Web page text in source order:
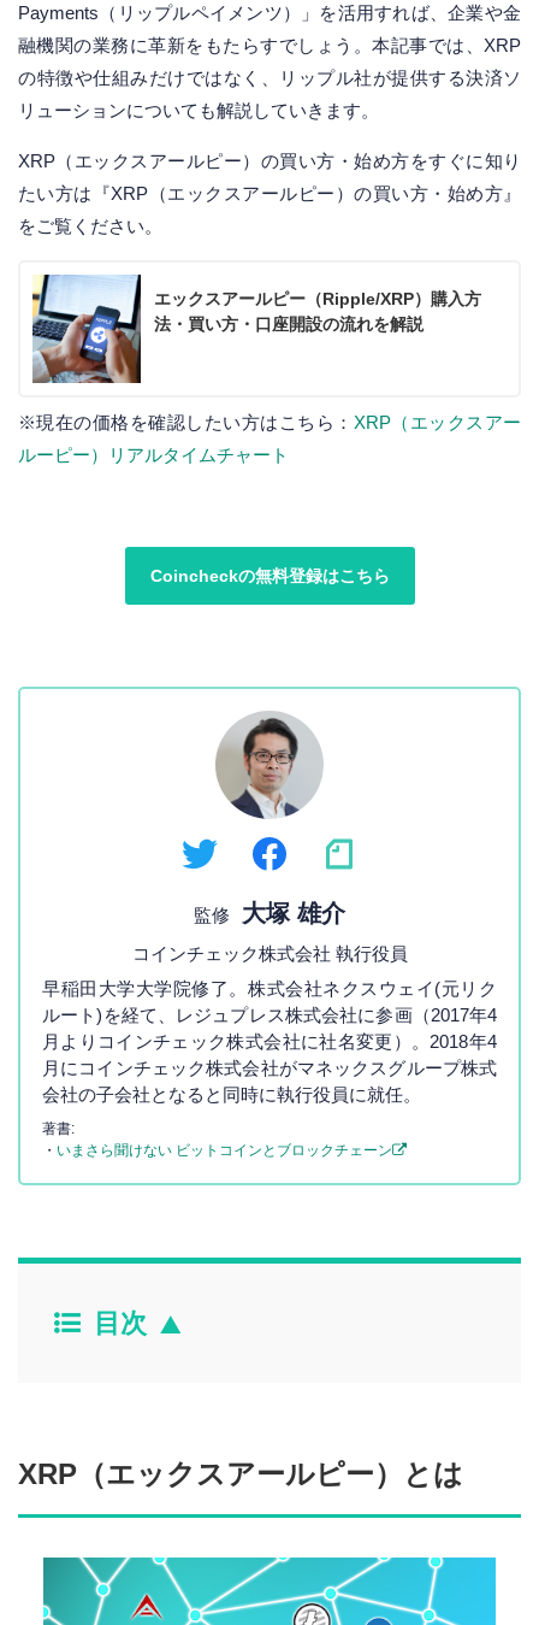
Payments（リップルペイメンツ）」を活用すれば、企業や金
融機関の業務に革新をもたらすでしょう。本記事では、XRP
の特徴や仕組みだけではなく、リップル社が提供する決済ソ
リューションについても解説していきます。
XRP（エックスアールピー）の買い方・始め方をすぐに知り
たい方は『XRP（エックスアールピー）の買い方・始め方』
をご覧ください。
エックスアールピー（Ripple/XRP）購入方
法・買い方・口座開設の流れを解説
※現在の価格を確認したい方はこちら： XRP（エックスアー
ルーピー）リアルタイムチャート
Coincheckの無料登録はこちら
監修 大塚 雄介
コインチェック株式会社 執行役員
早稲田大学大学院修了。株式会社ネクスウェイ(元リク
ルート)を経て、レジュプレス株式会社に参画（2017年4
月よりコインチェック株式会社に社名変更）。2018年4
月にコインチェック株式会社がマネックスグループ株式
会社の子会社となると同時に執行役員に就任。
著書:
・ いまさら聞けない ビットコインとブロックチェーン
目次
XRP（エックスアールピー）とは